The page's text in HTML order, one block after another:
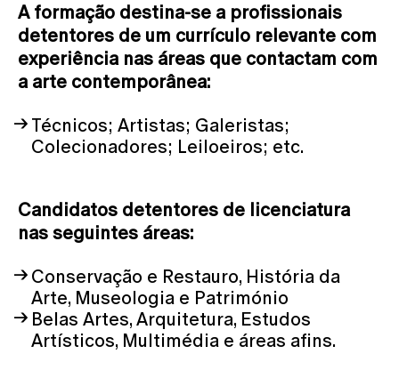
A formação destina-se a profissionais
detentores de um currículo relevante com
experiência nas áreas que contactam com
a arte contemporânea:
Técnicos; Artistas; Galeristas;
Colecionadores; Leiloeiros; etc.
Candidatos detentores de licenciatura
nas seguintes áreas:
Conservação e Restauro, História da
Arte, Museologia e Património
Belas Artes, Arquitetura, Estudos
Artísticos, Multimédia e áreas afins.